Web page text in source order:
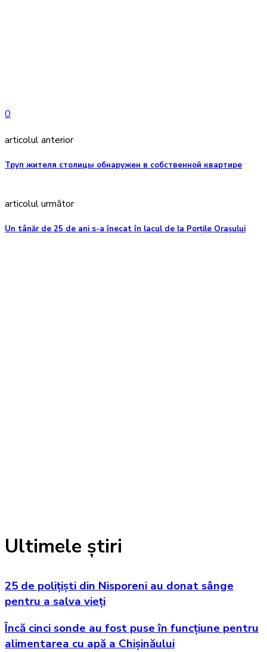
0
articolul anterior
Труп жителя столицы обнаружен в собственной квартире
articolul următor
Un tânăr de 25 de ani s-a înecat în lacul de la Porțile Orașului
Ultimele știri
25 de polițiști din Nisporeni au donat sânge
pentru a salva vieți
Încă cinci sonde au fost puse în funcțiune pentru
alimentarea cu apă a Chișinăului